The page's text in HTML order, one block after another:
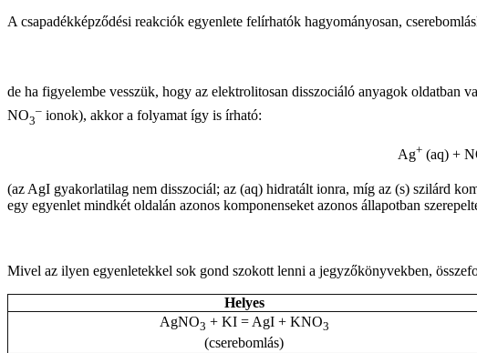
A csapadékképződési reakciók egyenlete felírhatók hagyományosan,
de ha figyelembe vesszük, hogy az elektrolitosan disszociáló anyagok oldatban
NO3
– ionok), akkor a folyamat így is írható:
Ag+(aq) +
(az AgI gyakorlatilag nem disszociál; az (aq) hidratált ionra, míg az (s) szilárd
egy egyenlet mindkét oldalán azonos komponenseket azonos állapotban
Mivel az ilyen egyenletekkel sok gond szokott lenni a jegyzőkönyvekben,
Helyes
AgNO3 + KI = AgI + KNO3
(cserebomlás)